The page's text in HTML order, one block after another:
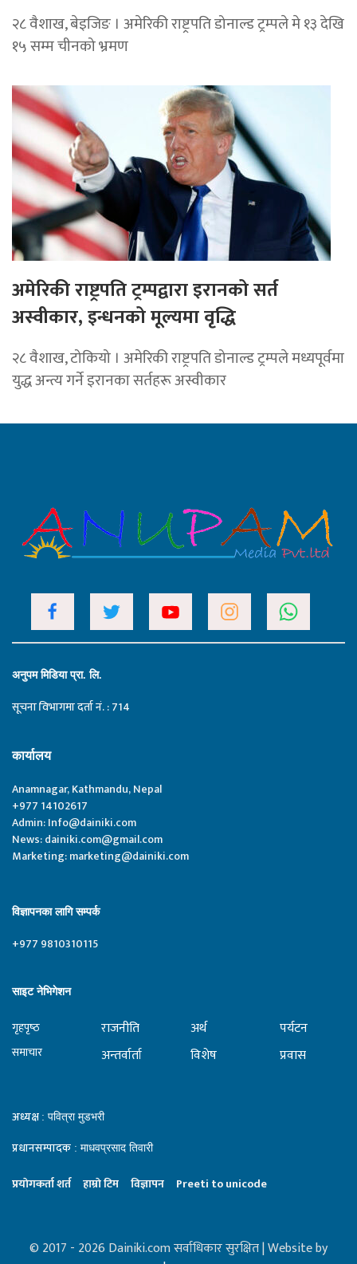
२८ वैशाख, बेइजिङ । अमेरिकी राष्ट्रपति डोनाल्ड ट्रम्पले मे १३ देखि
१५ सम्म चीनको भ्रमण
अमेरिकी राष्ट्रपति ट्रम्पद्वारा इरानको सर्त
अस्वीकार, इन्धनको मूल्यमा वृद्धि
२८ वैशाख, टोकियो । अमेरिकी राष्ट्रपति डोनाल्ड ट्रम्पले मध्यपूर्वमा
युद्ध अन्त्य गर्ने इरानका सर्तहरू अस्वीकार
अनुपम मिडिया प्रा. लि.
सूचना विभागमा दर्ता नं. : 714
कार्यालय
Anamnagar, Kathmandu, Nepal
+977 14102617
Admin:Info@dainiki.com
News:dainiki.com@gmail.com
Marketing:marketing@dainiki.com
विज्ञापनका लागि सम्पर्क
+977 9810310115
साइट नेभिगेशन
गृहपृष्‍ठ
समाचार
राजनीति
अन्तर्वार्ता
अर्थ
विशेष
पर्यटन
प्रवास
अध्यक्ष : पवित्रा मुडभरी
प्रधानसम्पादक : माधवप्रसाद तिवारी
प्रयाेगकर्ता शर्त हाम्राे टिम विज्ञापन Preeti to unicode
© 2017 - 2026 Dainiki.com सर्वाधिकार सुरक्षित | Website by